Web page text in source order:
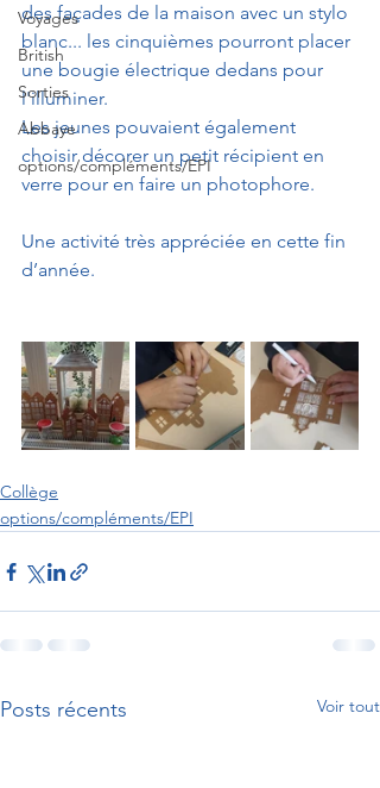
Voyages
British
Sorties
Abbaye
options/compléments/EPI
des façades de la maison avec un stylo
blanc... les cinquièmes pourront placer
une bougie électrique dedans pour
l'illuminer.
Les jeunes pouvaient également
choisir décorer un petit récipient en
verre pour en faire un photophore.
Une activité très appréciée en cette fin
d’année.
Collège
options/compléments/EPI
Posts récents Voir tout